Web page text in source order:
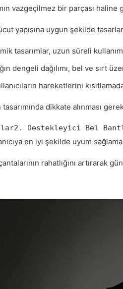
vazgeçilmez bir parçası
yapısına uygun şekilde
tasarımlar, uzun süreli
dengeli dağılımı, bel ve sırt
hareketlerini
tasarımında dikkate alınması
Destekleyici Bel
en iyi şekilde uyum
rahatlığını